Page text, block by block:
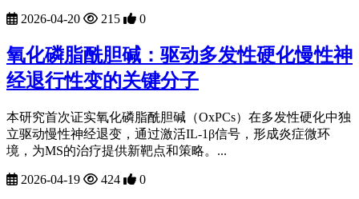
2026-04-20 215 0
氧化磷脂酰胆碱：驱动多发性硬化慢性神
经退行性变的关键分子
本研究首次证实氧化磷脂酰胆碱（OxPCs）在多发性硬化中独
立驱动慢性神经退变，通过激活IL-1β信号，形成炎症微环
境，为MS的治疗提供新靶点和策略。...
2026-04-19 424 0